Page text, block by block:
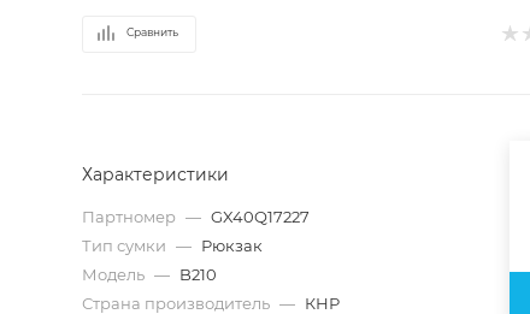
Сравнить
Характеристики
Партномер — GX40Q17227
Тип сумки — Рюкзак
Модель — B210
Страна производитель — КНР